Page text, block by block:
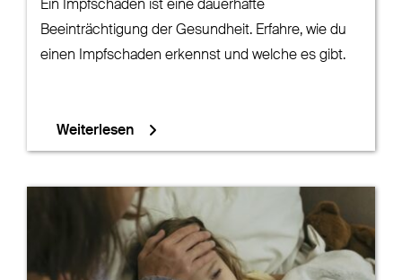
Ein Impfschaden ist eine dauerhafte
Beeinträchtigung der Gesundheit. Erfahre, wie du
einen Impfschaden erkennst und welche es gibt.
Weiterlesen